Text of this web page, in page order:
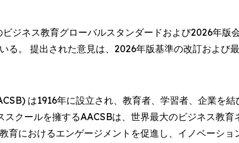
ジネス教育グローバルスタンダードおよび2026年版
る。 提出された意見は、2026年版基準の改訂および
は1916年に設立され、教育者、学習者、企業を
クールを擁するAACSBは、世界最大のビジネス教
育におけるエンゲージメントを促進し、イノベーショ